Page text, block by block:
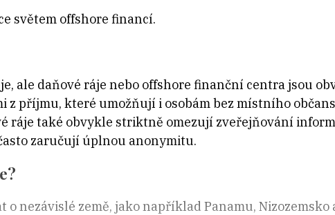
světem offshore financí.
ale daňové ráje nebo offshore finanční centra jsou
z příjmu, které umožňují i osobám bez místního
ráje také obvykle striktně omezují zveřejňování
zaručují úplnou anonymitu.
o nezávislé země, jako například Panamu, Nizozemsko